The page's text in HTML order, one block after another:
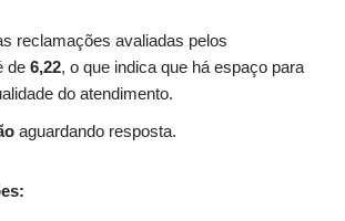
reclamações avaliadas pelos
de 6,22, o que indica que há espaço para
do atendimento.
aguardando resposta.